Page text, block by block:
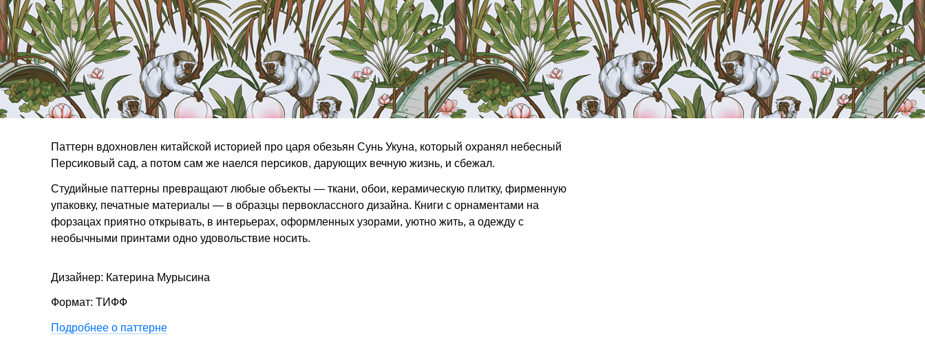
Паттерн вдохновлен китайской историей про царя обезьян Сунь Укуна, который охранял небесный
Персиковый сад, а потом сам же наелся персиков, дарующих вечную жизнь, и сбежал.
Студийные паттерны превращают любые объекты — ткани, обои, керамическую плитку, фирменную
упаковку, печатные материалы — в образцы первоклассного дизайна. Книги с орнаментами на
форзацах приятно открывать, в интерьерах, оформленных узорами, уютно жить, а одежду с
необычными принтами одно удовольствие носить.
Дизайнер: Катерина Мурысина
Формат: ТИФФ
Подробнее о паттерне